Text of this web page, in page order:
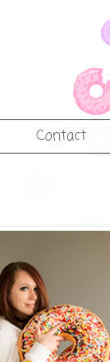
Contact